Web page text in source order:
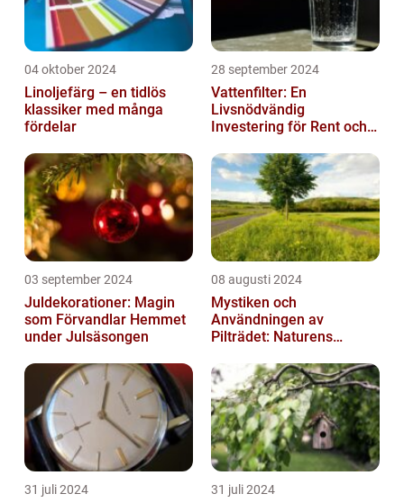
04 oktober 2024
Linoljefärg – en tidlös
klassiker med många
fördelar
28 september 2024
Vattenfilter: En
Livsnödvändig
Investering för Rent och
03 september 2024
Juldekorationer: Magin
som Förvandlar Hemmet
under Julsäsongen
08 augusti 2024
Mystiken och
Användningen av
Pilträdet: Naturens
31 juli 2024 31 juli 2024